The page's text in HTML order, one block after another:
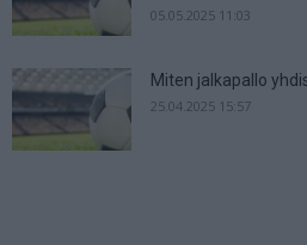
05.05.2025 11:03
Miten jalkapallo
25.04.2025 15:57